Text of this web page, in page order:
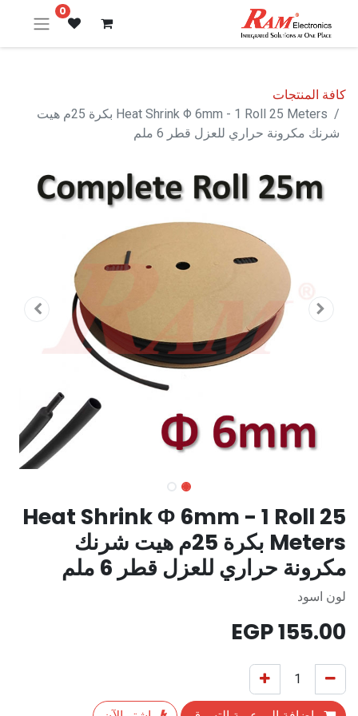
0
كافة المنتجات
Heat Shrink Φ 6mm - 1 Roll 25 Meters بكرة 25م هيت
شرنك مكرونة حراري للعزل قطر 6 ملم
Heat Shrink Φ 6mm - 1 Roll 25
Meters بكرة 25م هيت شرنك
مكرونة حراري للعزل قطر 6 ملم
لون اسود
155.00